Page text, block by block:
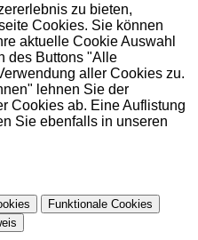
zu bieten,
Cookies. Sie können
aktuelle Cookie Auswahl
des Buttons "Alle
aller Cookies zu.
lehnen Sie der
Cookies ab. Eine Auflistung
Sie ebenfalls in unseren
Funktionale Cookies